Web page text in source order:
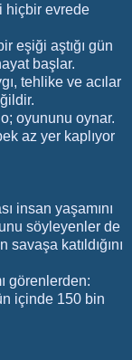
hiçbir evrede
eşiği aştığı gün
başlar.
tehlike ve acılar
oyununu oynar.
az yer kaplıyor
insan yaşamını
söyleyenler de
katıldığını
görenlerden:
içinde 150 bin